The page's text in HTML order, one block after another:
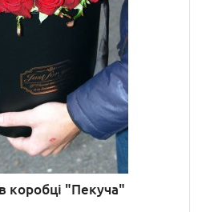
коробці "Пекуча"